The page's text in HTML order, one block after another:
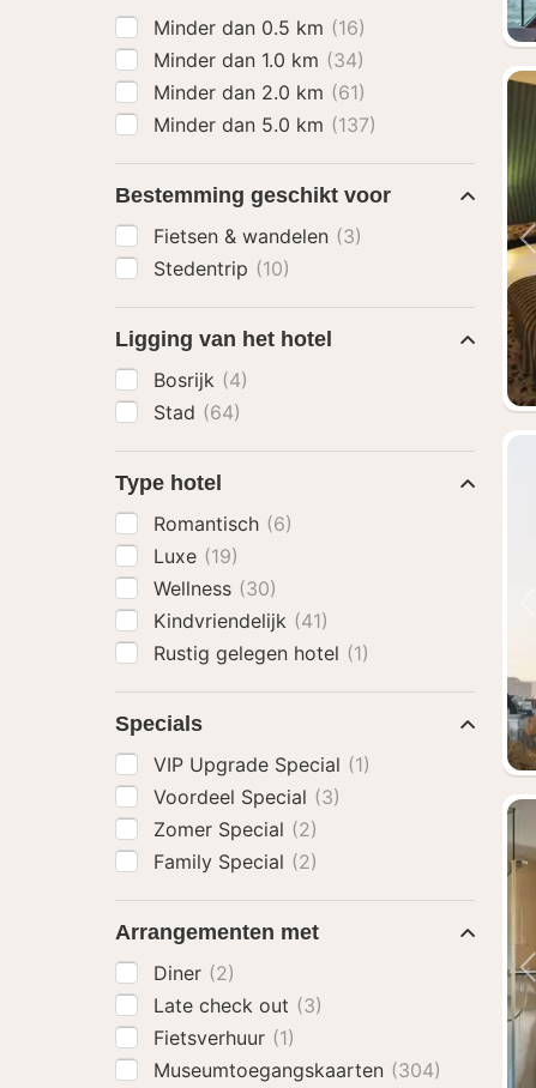
Minder dan 0.5 km (16)
Minder dan 1.0 km (34)
Minder dan 2.0 km (61)
Minder dan 5.0 km (137)
Bestemming geschikt voor
Fietsen & wandelen (3)
Stedentrip (10)
Ligging van het hotel
Bosrijk (4)
Stad (64)
Type hotel
Romantisch (6)
Luxe (19)
Wellness (30)
Kindvriendelijk (41)
Rustig gelegen hotel (1)
Specials
VIP Upgrade Special (1)
Voordeel Special (3)
Zomer Special (2)
Family Special (2)
Arrangementen met
Diner (2)
Late check out (3)
Fietsverhuur (1)
Museumtoegangskaarten (304)